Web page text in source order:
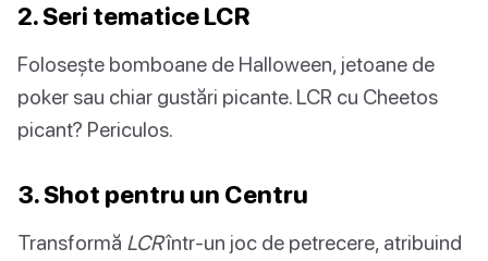
2. Seri tematice LCR
Folosește bomboane de Halloween, jetoane de
poker sau chiar gustări picante. LCR cu Cheetos
picant? Periculos.
3. Shot pentru un Centru
Transformă LCRîntr-un joc de petrecere, atribuind